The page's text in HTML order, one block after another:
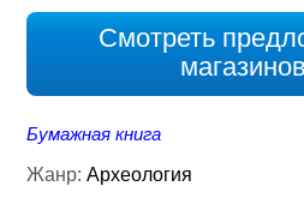
Смотреть
магазинов
Бумажная книга
Жанр:Археология